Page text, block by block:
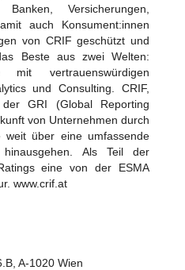
Versicherungen,
auch Konsument:innen
von CRIF geschützt und
Beste aus zwei Welten:
mit vertrauenswürdigen
und Consulting. CRIF,
der GRI (Global Reporting
von Unternehmen durch
weit über eine umfassende
hinausgehen. Als Teil der
eine von der ESMA
www.crif.at
A-1020 Wien